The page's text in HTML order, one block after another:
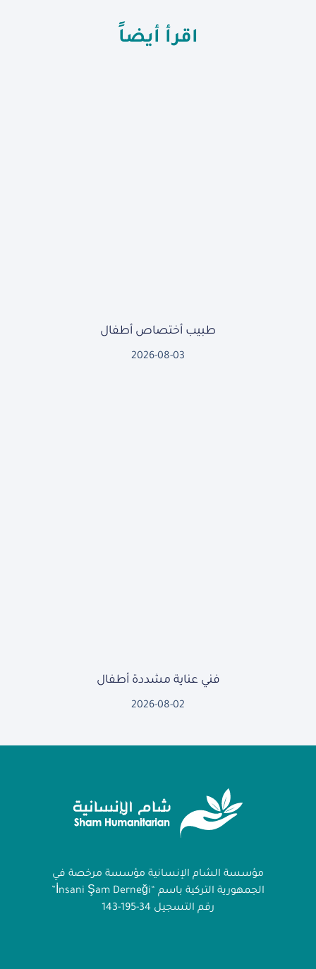
اقرأ أيضاً
طبيب أختصاص أطفال
2026-08-03
فني عناية مشددة أطفال
2026-08-02
مؤسسة الشام الإنسانية مؤسسة مرخصة في
الجمهورية التركية باسم “İnsani Şam Derneği”
رقم التسجيل 34-195-143